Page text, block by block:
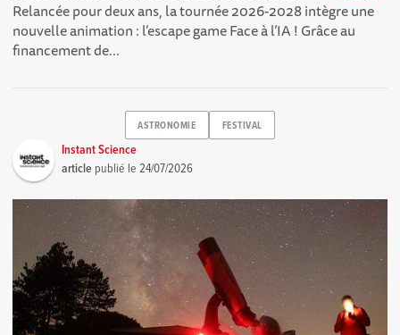
Relancée pour deux ans, la tournée 2026-2028 intègre une
nouvelle animation : l’escape game Face à l’IA ! Grâce au
financement de...
ASTRONOMIE FESTIVAL
Instant Science
article publié le24/07/2026